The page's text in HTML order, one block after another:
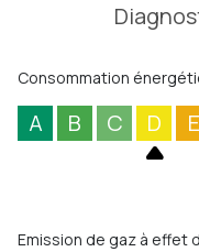
Consommation
A B C D E
Emission de gaz à effet